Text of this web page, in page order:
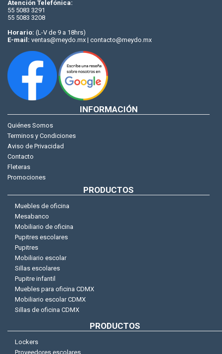
Atención Telefónica:
55 5083 3291
55 5083 3208
Horario: (L-V de 9 a 18hrs)
E-mail: ventas@meydo.mx | contacto@meydo.mx
INFORMACIÓN
Quiénes Somos
Terminos y Condiciones
Aviso de Privacidad
Contacto
Fleteras
Promociones
PRODUCTOS
Muebles de oficina
Mesabanco
Mobiliario de oficina
Pupitres escolares
Pupitres
Mobiliario escolar
Sillas escolares
Pupitre infantil
Muebles para oficina CDMX
Mobiliario escolar CDMX
Sillas de oficina CDMX
PRODUCTOS
Lockers
Proveedores escolares